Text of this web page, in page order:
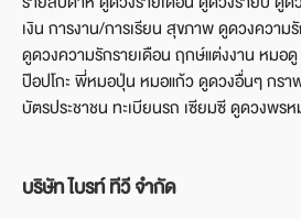
เงิน การงาน/การเรียน สุขภาพ ดูดวงควา
ดูดวงความรักรายเดือน ฤกษ์แต่งงาน หมอ
ป๊อปโกะ พี่หมอปุ่น หมอแก้ว ดูดวงอื่นๆ กรา
บัตรประชาชน ทะเบียนรถ เซียมซี ดูดวงพร
บริษัท ไบรท์ ทีวี จำกัด